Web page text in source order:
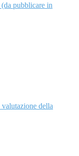
pubblicare in
della